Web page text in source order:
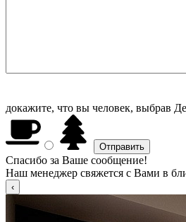
докажите, что вы человек, выбрав
Спасибо за Ваше сообщение!
Наш менеджер свяжется с Вами в